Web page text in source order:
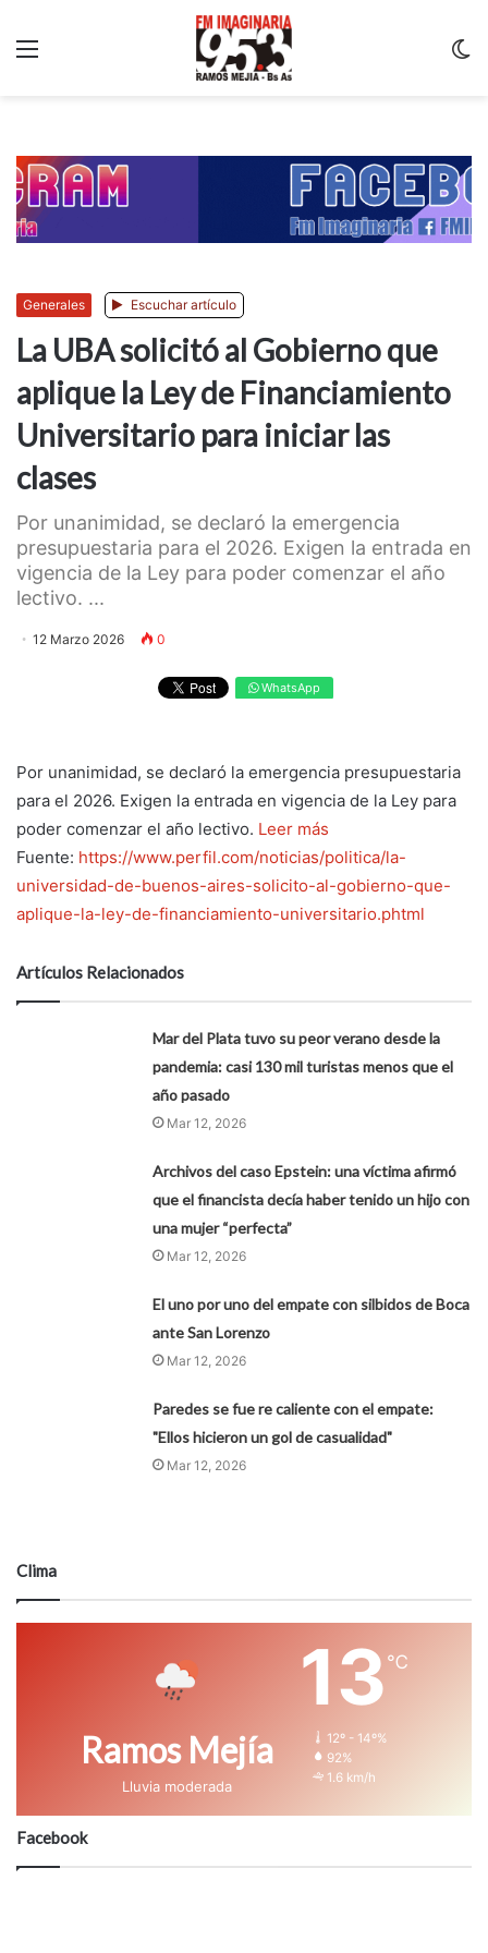
Generales Escuchar artículo
La UBA solicitó al Gobierno que
aplique la Ley de Financiamiento
Universitario para iniciar las
clases
Por unanimidad, se declaró la emergencia
presupuestaria para el 2026. Exigen la entrada en
vigencia de la Ley para poder comenzar el año
lectivo. ...
12 Marzo 2026 0
WhatsApp
Por unanimidad, se declaró la emergencia presupuestaria
para el 2026. Exigen la entrada en vigencia de la Ley para
poder comenzar el año lectivo. Leer más
Fuente: https://www.perfil.com/noticias/politica/la-
universidad-de-buenos-aires-solicito-al-gobierno-que-
aplique-la-ley-de-financiamiento-universitario.phtml
Artículos Relacionados
Mar del Plata tuvo su peor verano desde la
pandemia: casi 130 mil turistas menos que el
año pasado
Mar 12, 2026
Archivos del caso Epstein: una víctima afirmó
que el financista decía haber tenido un hijo con
una mujer “perfecta”
Mar 12, 2026
El uno por uno del empate con silbidos de Boca
ante San Lorenzo
Mar 12, 2026
Paredes se fue re caliente con el empate:
"Ellos hicieron un gol de casualidad"
Mar 12, 2026
Clima
Ramos Mejía
Lluvia moderada
13 ℃
12º - 14º%
92%
1.6 km/h
Facebook